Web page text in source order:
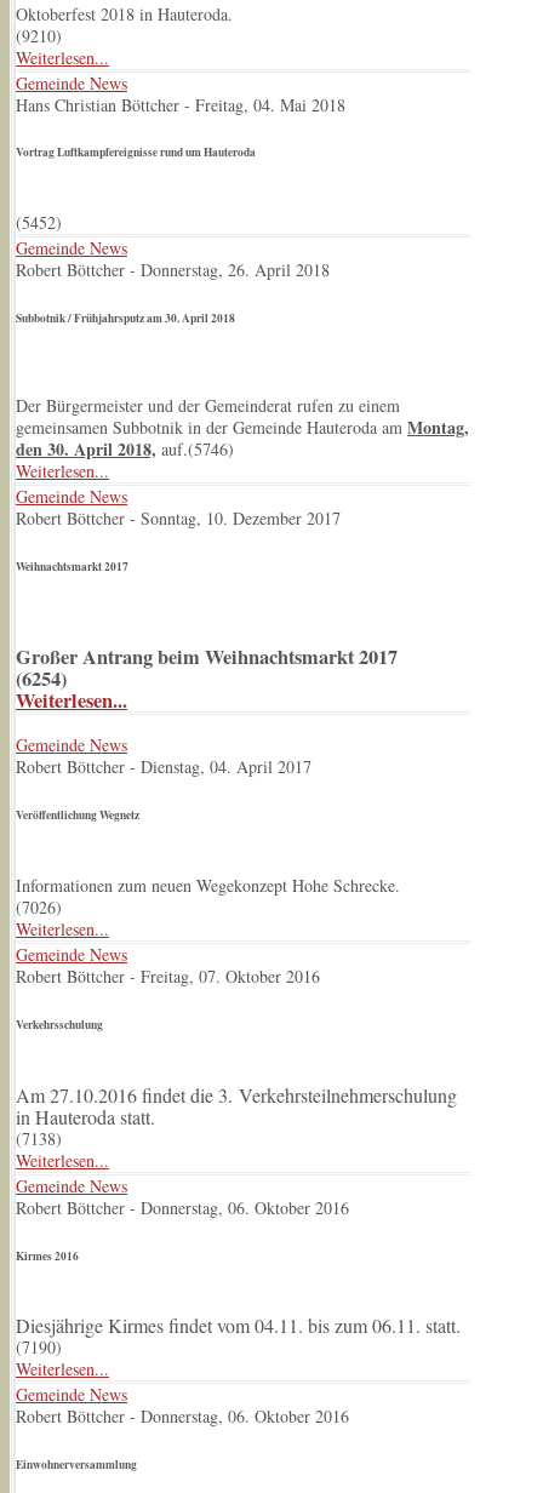
Oktoberfest 2018 in Hauteroda.
(9210)
Weiterlesen...
Gemeinde News
Hans Christian Böttcher - Freitag, 04. Mai 2018
Vortrag Luftkampfereignisse rund um Hauteroda
(5452)
Gemeinde News
Robert Böttcher - Donnerstag, 26. April 2018
Subbotnik / Frühjahrsputz am 30. April 2018
Der Bürgermeister und der Gemeinderat rufen zu einem
gemeinsamen Subbotnik in der Gemeinde Hauteroda am Montag,
den 30. April 2018, auf.(5746)
Weiterlesen...
Gemeinde News
Robert Böttcher - Sonntag, 10. Dezember 2017
Weihnachtsmarkt 2017
Großer Antrang beim Weihnachtsmarkt 2017
(6254)
Weiterlesen...
Gemeinde News
Robert Böttcher - Dienstag, 04. April 2017
Veröffentlichung Wegnetz
Informationen zum neuen Wegekonzept Hohe Schrecke.
(7026)
Weiterlesen...
Gemeinde News
Robert Böttcher - Freitag, 07. Oktober 2016
Verkehrsschulung
Am 27.10.2016 findet die 3. Verkehrsteilnehmerschulung
in Hauteroda statt.
(7138)
Weiterlesen...
Gemeinde News
Robert Böttcher - Donnerstag, 06. Oktober 2016
Kirmes 2016
Diesjährige Kirmes findet vom 04.11. bis zum 06.11. statt.
(7190)
Weiterlesen...
Gemeinde News
Robert Böttcher - Donnerstag, 06. Oktober 2016
Einwohnerversammlung